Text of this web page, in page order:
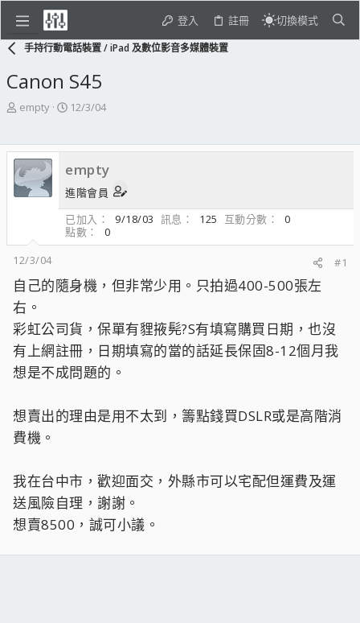
登入 註冊 切換模式
手持行動電話裝置 / iPad 及數位影音多媒體裝置
Canon S45
主
起
人
empty
開
期
12/3/04
empty
進階會員
已加入
9/18/03 訊息 125 互動分數
0
點數
0
12/3/04
#1
自己的隨身機，但非常少用。只拍過400-500張左
右。
彩虹公司貨，保單有貍掖髡?S有填寫購買日期，也沒
有上網註冊，日期填寫的當的話延長保固8-12個月我
想是不成問題的。
想賣出的理由是用不太到，籌點錢買DSLR或是高階消
費機。
我在台中市，歡迎面交，外縣市可以宅配但運費及運
送風險自理，謝謝。
想賣8500，誠可小議。